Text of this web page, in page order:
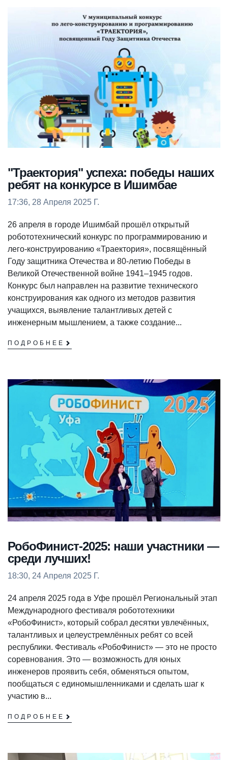
"Траектория" успеха: победы наших
ребят на конкурсе в Ишимбае
17:36, 28 Апреля 2025 Г.
26 апреля в городе Ишимбай прошёл открытый
робототехнический конкурс по программированию и
лего-конструированию «Траектория», посвящённый
Году защитника Отечества и 80-летию Победы в
Великой Отечественной войне 1941–1945 годов.
Конкурс был направлен на развитие технического
конструирования как одного из методов развития
учащихся, выявление талантливых детей с
инженерным мышлением, а также создание...
ПОДРОБНЕЕ
РобоФинист-2025: наши участники —
среди лучших!
18:30, 24 Апреля 2025 Г.
24 апреля 2025 года в Уфе прошёл Региональный этап
Международного фестиваля робототехники
«РобоФинист», который собрал десятки увлечённых,
талантливых и целеустремлённых ребят со всей
республики. Фестиваль «РобоФинист» — это не просто
соревнования. Это — возможность для юных
инженеров проявить себя, обменяться опытом,
пообщаться с единомышленниками и сделать шаг к
участию в...
ПОДРОБНЕЕ